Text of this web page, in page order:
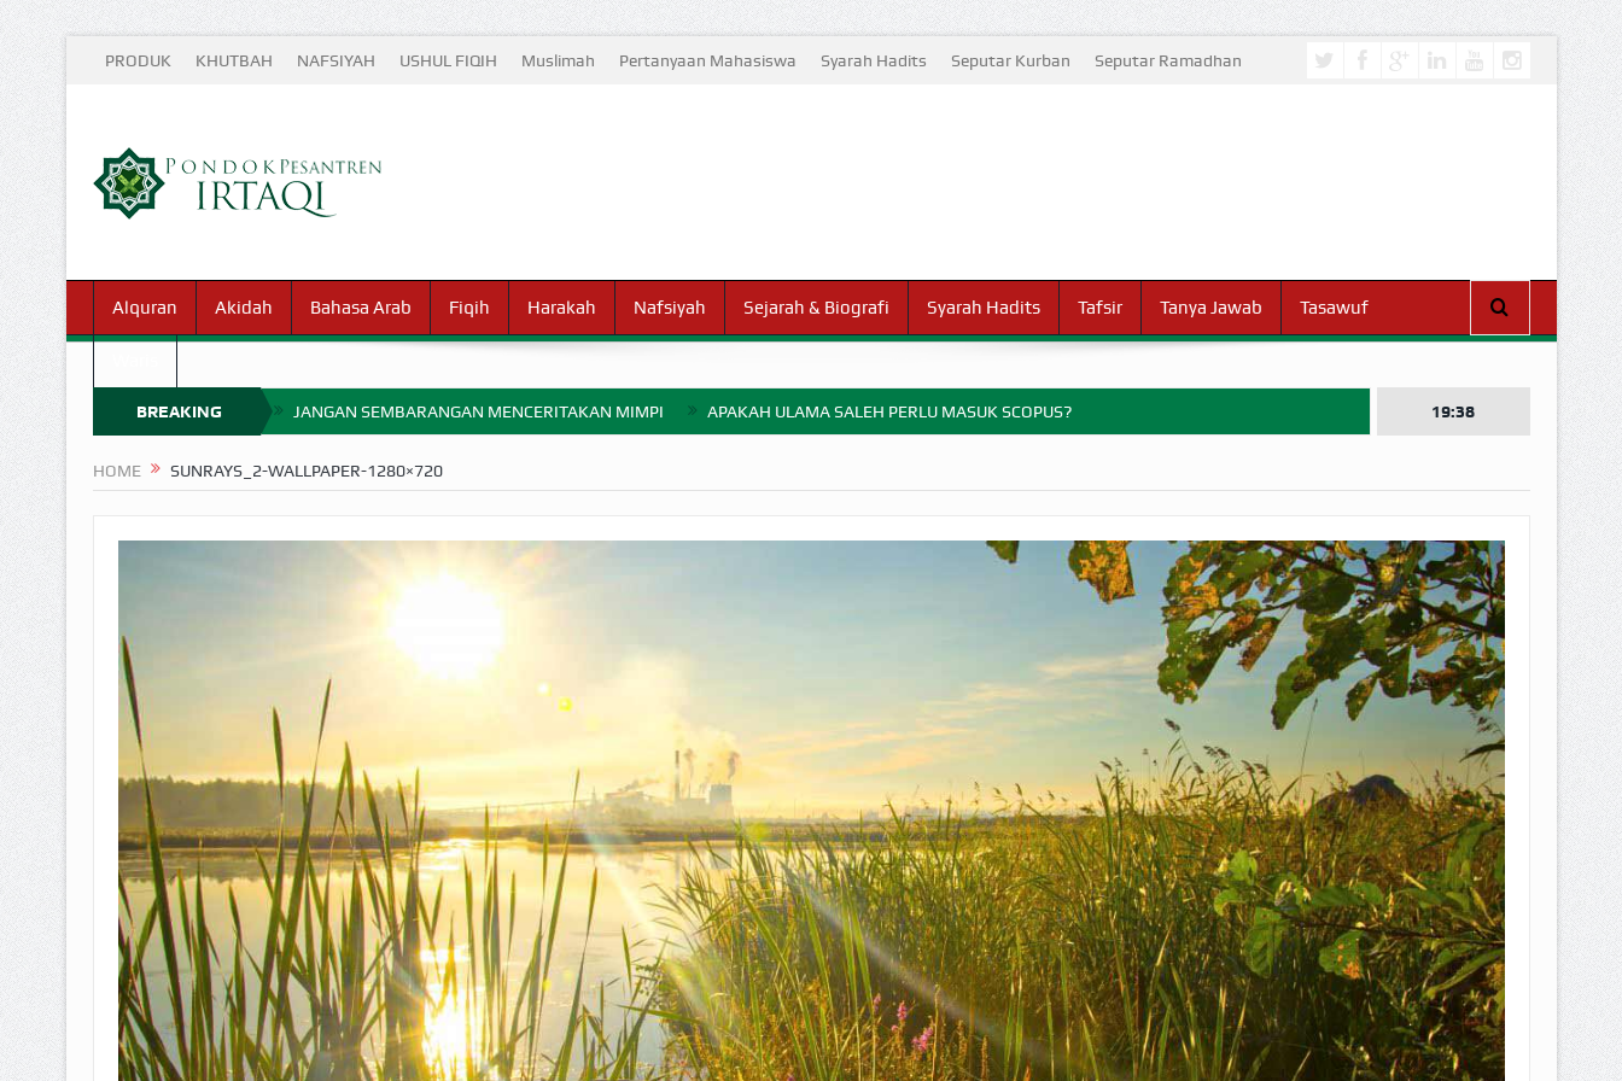
PRODUK KHUTBAH NAFSIYAH USHUL FIQIH Muslimah Pertanyaan Mahasiswa Syarah Hadits Seputar Kurban Seputar Ramadhan
Alquran Akidah Bahasa Arab Fiqih Harakah Nafsiyah Sejarah & Biografi Syarah Hadits Tafsir Tanya Jawab Tasawuf
BREAKING
NEWS
JANGAN SEMBARANGAN MENCERITAKAN MIMPI APAKAH ULAMA SALEH PERLU MASUK SCOPUS?
BAGAIMANA CARA MEMBAYAR ZAKAT UANG? UANG HARAM BISA MENJADI HALAL JIKA SEBAB KEPEMILIKANNYA BERUBAH
ISTIDLAL BATIL VS ISTIDLAL SYAR’I HUKUM MEMBAYAR ZAKAT DENGAN CARA MENGANGSUR
HUKUM MEMBAYAR ZAKAT KEPADA KERABAT SENDIRI
19:38
HOME SUNRAYS_2-WALLPAPER-1280×720